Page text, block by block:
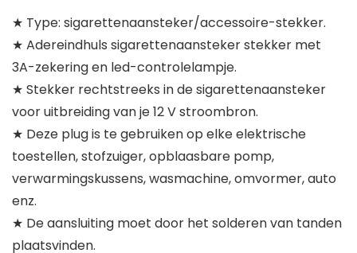
★ Type: sigarettenaansteker/accessoire-stekker.
★ Adereindhuls sigarettenaansteker stekker met
3A-zekering en led-controlelampje.
★ Stekker rechtstreeks in de sigarettenaansteker
voor uitbreiding van je 12 V stroombron.
★ Deze plug is te gebruiken op elke elektrische
toestellen, stofzuiger, opblaasbare pomp,
verwarmingskussens, wasmachine, omvormer, auto
enz.
★ De aansluiting moet door het solderen van tanden
plaatsvinden.